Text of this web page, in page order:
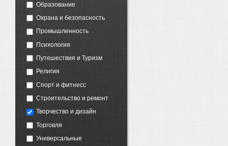
Образование
Охрана и безопасность
Промышленность
Психология
Путешествия и Туризм
Религия
Спорт и фитнесс
Строительство и ремонт
Творчество и дизайн
Торговля
Универсальные